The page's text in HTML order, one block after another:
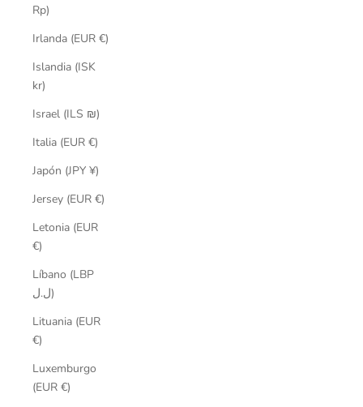
Rp)
Irlanda (EUR €)
Islandia (ISK
kr)
Israel (ILS ₪)
Italia (EUR €)
Japón (JPY ¥)
Jersey (EUR €)
Letonia (EUR
€)
Líbano (LBP
ل.ل)
Lituania (EUR
€)
Luxemburgo
(EUR €)